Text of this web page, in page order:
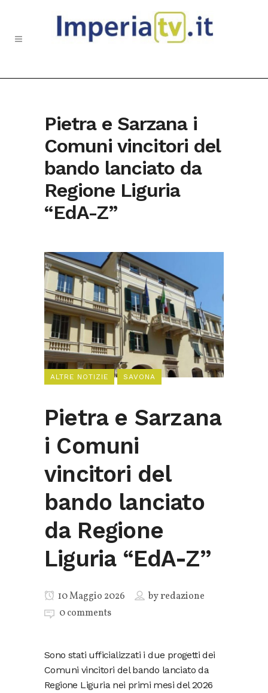
Pietra e Sarzana i
Comuni vincitori del
bando lanciato da
Regione Liguria
“EdA-Z”
ALTRE NOTIZIE SAVONA
Pietra e Sarzana
i Comuni
vincitori del
bando lanciato
da Regione
Liguria “EdA-Z”
10 Maggio 2026 byredazione
0 comments
Sono stati ufficializzati i due progetti dei
Comuni vincitori del bando lanciato da
Regione Liguria nei primi mesi del 2026